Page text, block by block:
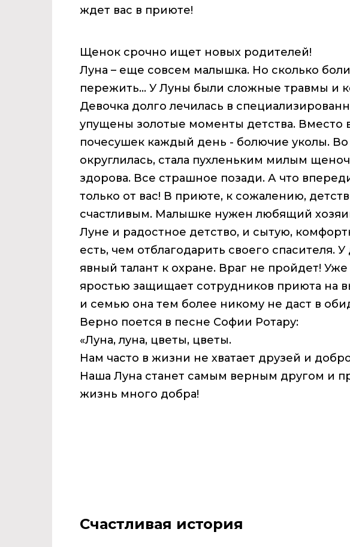
ждет вас в приюте!
Щенок срочно ищет новых родителей!
Луна – еще совсем малышка. Но сколько
пережить… У Луны были сложные травмы и
Девочка долго лечилась в
упущены золотые моменты детства. Вместо
почесушек каждый день - болючие уколы.
округлилась, стала пухленьким милым
здорова. Все страшное позади. А что
только от вас! В приюте, к сожалению,
счастливым. Малышке нужен любящий
Луне и радостное детство, и сытую,
есть, чем отблагодарить своего спасителя.
явный талант к охране. Враг не пройдет! Уже
яростью защищает сотрудников приюта на
и семью она тем более никому не даст в
Верно поется в песне Софии Ротару:
«Луна, луна, цветы, цветы.
Нам часто в жизни не хватает друзей и
Наша Луна станет самым верным другом и
жизнь много добра!
Счастливая история